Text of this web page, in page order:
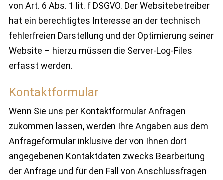
von Art. 6 Abs. 1 lit. f DSGVO. Der Websitebetreiber
hat ein berechtigtes Interesse an der technisch
fehlerfreien Darstellung und der Optimierung seiner
Website – hierzu müssen die Server-Log-Files
erfasst werden.
Kontaktformular
Wenn Sie uns per Kontaktformular Anfragen
zukommen lassen, werden Ihre Angaben aus dem
Anfrageformular inklusive der von Ihnen dort
angegebenen Kontaktdaten zwecks Bearbeitung
der Anfrage und für den Fall von Anschlussfragen